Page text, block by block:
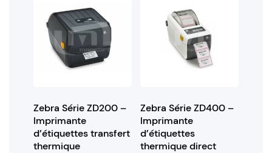
Zebra Série ZD200 –
Imprimante
d’étiquettes transfert
thermique
Zebra Série ZD400 –
Imprimante
d’étiquettes
thermique direct